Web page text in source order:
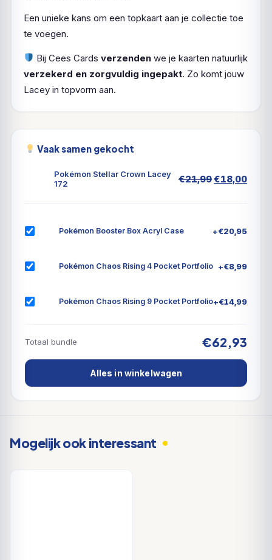
Een unieke kans om een topkaart aan je collectie toe
te voegen.
Bij Cees Cardsverzenden we je kaarten natuurlijk
verzekerd en zorgvuldig ingepakt. Zo komt jouw
Lacey in topvorm aan.
Vaak samen gekocht
Pokémon Stellar Crown Lacey
172
€21,99€18,00
Pokémon Booster Box Acryl Case +€20,95
Pokémon Chaos Rising 4 Pocket Portfolio +€8,99
Pokémon Chaos Rising 9 Pocket Portfolio+€14,99
Totaal bundle €62,93
Alles in winkelwagen
Mogelijk ook interessant